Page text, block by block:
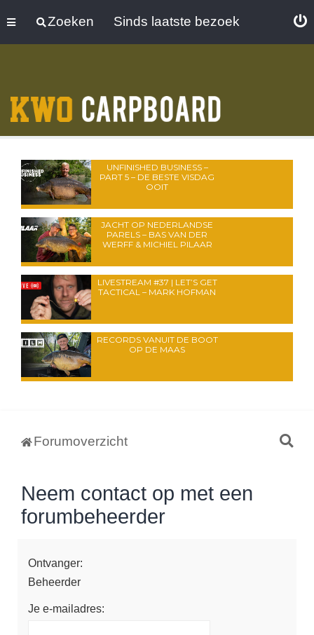
Zoeken Sinds laatste bezoek
UNFINISHED BUSINESS –
PART 5 – DE BESTE VISDAG
OOIT
JACHT OP NEDERLANDSE
PARELS – BAS VAN DER
WERFF & MICHIEL PILAAR
LIVESTREAM #37 | LET’S GET
TACTICAL – MARK HOFMAN
RECORDS VANUIT DE BOOT
OP DE MAAS
Forumoverzicht
Neem contact op met een
forumbeheerder
Ontvanger:
Beheerder
Je e-mailadres: